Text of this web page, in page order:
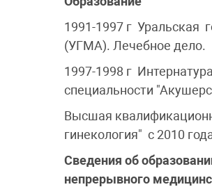
1991-1997 г Уральская
(УГМА). Лечебное дело.
1997-1998 г
специальности
Высшая
гинекология" с 2010
Сведения об
непрерывного